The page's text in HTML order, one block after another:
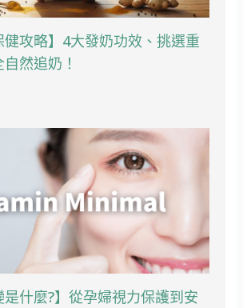
健攻略】4大發奶功效、挑選重
然追奶！
是什麼?】從孕婦視力保護到安